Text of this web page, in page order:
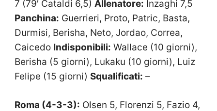
7 (79′ Cataldi 6,5) Allenatore: Inzaghi 7,5
Panchina: Guerrieri, Proto, Patric, Basta,
Durmisi, Berisha, Neto, Jordao, Correa,
Caicedo Indisponibili: Wallace (10 giorni),
Berisha (5 giorni), Lukaku (10 giorni), Luiz
Felipe (15 giorni) Squalificati: –
Roma (4-3-3): Olsen 5, Florenzi 5, Fazio 4,